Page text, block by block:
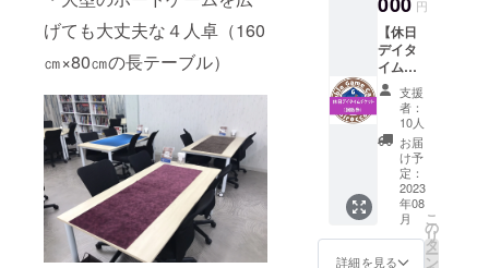
げても大丈夫な４人卓（160
㎝×80㎝の長テーブル）
お御礼
とし
て、
当
店のオ
リジナ
ルコー
ヒをお
送りす
るプラ
ンをご
用意い
たしま
した。
お
円
【休日
デイタ
イムチ
ケット
（回数
券）】
当店
テーブ
ル利用
料の回
数券で
す。５
回分の
料金で6
支援
者：
10人
お届
け予
定：
2023
年08
月
詳細を見る
こ
の
リ
タ
ー
ン